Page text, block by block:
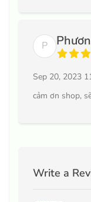
P
Sep 20, 2023
cảm ơn shop,
Write a